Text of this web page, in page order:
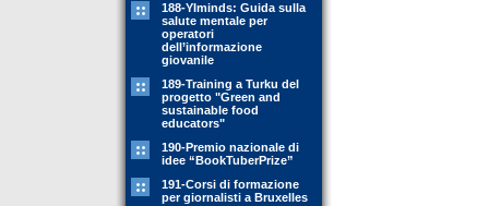
188-YIminds: Guida sulla
salute mentale per
operatori
dell’informazione
giovanile
189-Training a Turku del
progetto "Green and
sustainable food
educators"
190-Premio nazionale di
idee “BookTuberPrize”
191-Corsi di formazione
per giornalisti a Bruxelles